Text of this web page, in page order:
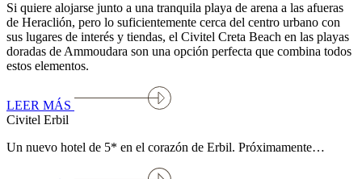
Si quiere alojarse junto a una tranquila playa de arena a las afueras
de Heraclión, pero lo suficientemente cerca del centro urbano con
sus lugares de interés y tiendas, el Civitel Creta Beach en las playas
doradas de Ammoudara son una opción perfecta que combina todos
estos elementos.
LEER MÁS
Civitel Erbil
Un nuevo hotel de 5* en el corazón de Erbil. Próximamente…